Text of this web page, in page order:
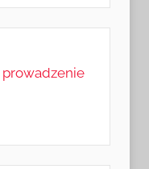
prowadzenie